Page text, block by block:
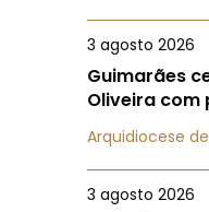
3 agosto 2026
Guimarães
Oliveira com
Arquidiocese
3 agosto 2026